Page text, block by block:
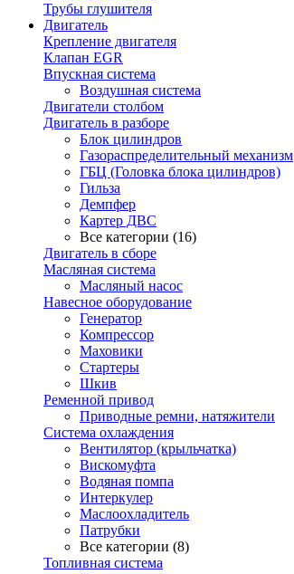
Трубы глушителя
Двигатель
Крепление двигателя
Клапан EGR
Впускная система
Воздушная система
Двигатели столбом
Двигатель в разборе
Блок цилиндров
Газораспределительный механизм
ГБЦ (Головка блока цилиндров)
Гильза
Демпфер
Картер ДВС
Все категории (16)
Двигатель в сборе
Масляная система
Масляный насос
Навесное оборудование
Генератор
Компрессор
Маховики
Стартеры
Шкив
Ременной привод
Приводные ремни, натяжители
Система охлаждения
Вентилятор (крыльчатка)
Вискомуфта
Водяная помпа
Интеркулер
Маслоохладитель
Патрубки
Все категории (8)
Топливная система